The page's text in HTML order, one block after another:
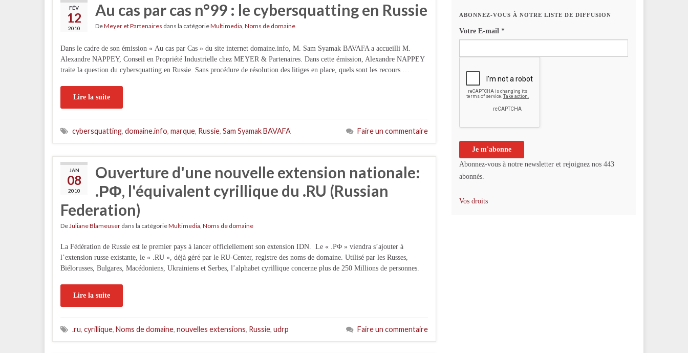
FÉV
12
2010
Au cas par cas n°99 : le cybersquatting en Russie
DeMeyer et Partenaires dans la catégorieMultimedia, Noms de domaine
Dans le cadre de son émission « Au cas par Cas » du site internet domaine.info, M. Sam Syamak BAVAFA a accueilli M.
Alexandre NAPPEY, Conseil en Propriété Industrielle chez MEYER & Partenaires. Dans cette émission, Alexandre NAPPEY
traite la question du cybersquatting en Russie. Sans procédure de résolution des litiges en place, quels sont les recours …
Lire la suite
cybersquatting, domaine.info, marque, Russie, Sam Syamak BAVAFA Faire un commentaire
JAN
08
2010
Ouverture d'une nouvelle extension nationale:
.ΡΦ, l'équivalent cyrillique du .RU (Russian
Federation)
DeJuliane Blameuser dans la catégorieMultimedia, Noms de domaine
La Fédération de Russie est le premier pays à lancer officiellement son extension IDN. Le « .ΡΦ » viendra s’ajouter à
l’extension russe existante, le « .RU », déjà géré par le RU-Center, registre des noms de domaine. Utilisé par les Russes,
Biélorusses, Bulgares, Macédoniens, Ukrainiens et Serbes, l’alphabet cyrillique concerne plus de 250 Millions de personnes.
Lire la suite
.ru, cyrillique, Noms de domaine, nouvelles extensions, Russie, udrp Faire un commentaire
ABONNEZ-VOUS À NOTRE LISTE DE DIFFUSION
Votre E-mail *
Abonnez-vous à notre newsletter et rejoignez nos 443
abonnés.
Vos droits